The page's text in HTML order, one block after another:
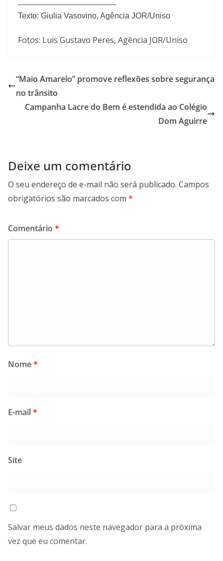
Texto: Giulia Vasovino, Agência JOR/Uniso
Fotos: Luis Gustavo Peres, Agência JOR/Uniso
“Maio Amarelo” promove reflexões sobre segurança
no trânsito
Campanha Lacre do Bem é estendida ao Colégio
Dom Aguirre
Deixe um comentário
O seu endereço de e-mail não será publicado. Campos
obrigatórios são marcados com *
Comentário *
Nome*
E-mail*
Site
Salvar meus dados neste navegador para a próxima
vez que eu comentar.